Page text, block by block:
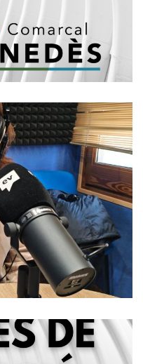
Amb Rosa
De
Al
Comarcal